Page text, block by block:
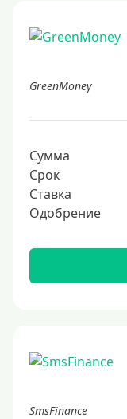
GreenMoney
Сумма
Срок
Ставка
Одобрение
SmsFinance